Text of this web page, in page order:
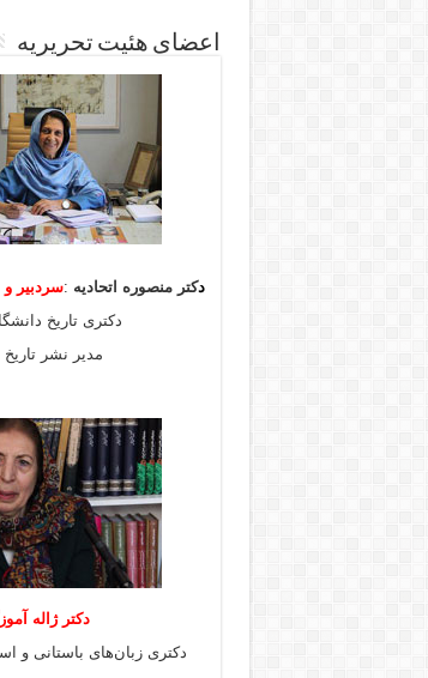
اعضای هئیت تحریریه
دکتر منصوره اتحادیه :سردبیر
دکتری تاریخ
مدیر نشر تاریخ
دکتر ژاله
دکتری زبان‌های باستانی و